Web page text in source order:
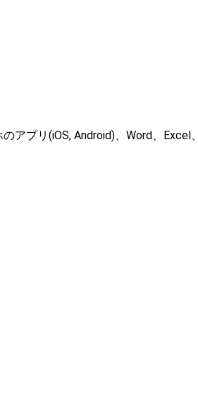
プリ(iOS, Android)、Word、Excel、